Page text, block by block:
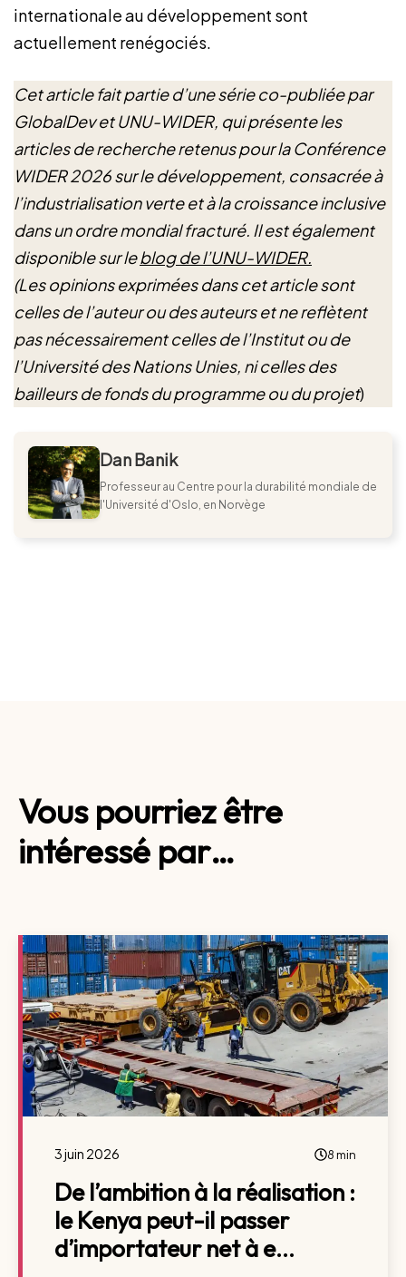
internationale au développement sont
actuellement renégociés.
Cet article fait partie d’une série co-publiée par
GlobalDev et UNU-WIDER, qui présente les
articles de recherche retenus pour la Conférence
WIDER 2026 sur le développement, consacrée à
l’industrialisation verte et à la croissance inclusive
dans un ordre mondial fracturé. Il est également
disponible sur leblog de l’UNU-WIDER.
(Les opinions exprimées dans cet article sont
celles de l’auteur ou des auteurs et ne reflètent
pas nécessairement celles de l’Institut ou de
l’Université des Nations Unies, ni celles des
bailleurs de fonds du programme ou du projet)
Dan Banik
Professeur au Centre pour la durabilité mondiale de
l'Université d'Oslo, en Norvège
Vous pourriez être
intéressé par…
3 juin 2026 8 min
De l’ambition à la réalisation :
le Kenya peut-il passer
d’importateur net à e...